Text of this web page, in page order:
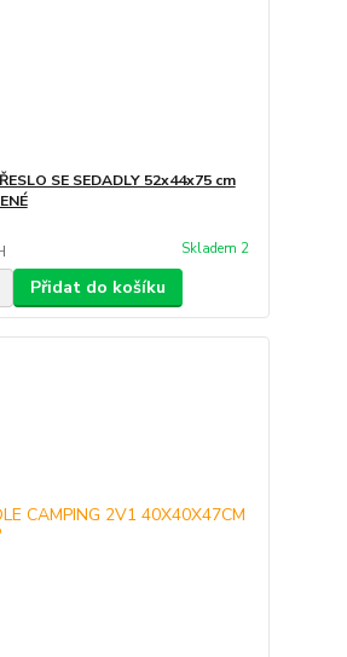
SE SEDADLY 52x44x75 cm
Skladem 2
Přidat do košíku